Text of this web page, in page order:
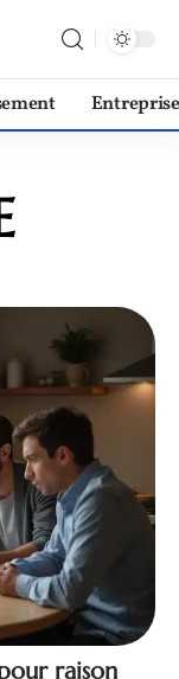
Entreprise
raison